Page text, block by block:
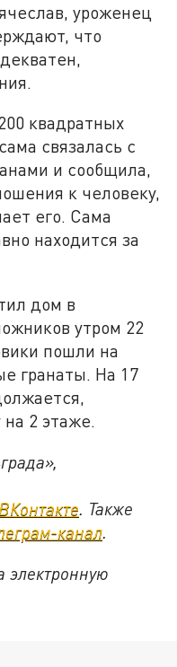
уроженец
что
квадратных
связалась с
и сообщила,
к человеку,
его. Сама
находится за
дом в
утром 22
пошли на
гранаты. На 17
2 этаже.
ВКонтакте. Также
канал.
электронную